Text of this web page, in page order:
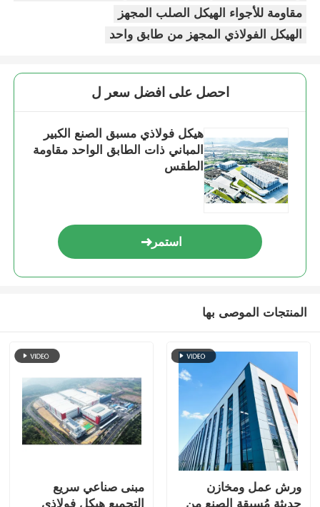
جسر الهيكل الحديدي
مكتب هيكل الصلب
هيكل فولاذي متعدد الطوابق
مبنى فولاذي عام
الهيكل الصلب الجاهزة
مقاومة للأجواء الهيكل الصلب المجهز
الهيكل الفولاذي المجهز من طابق واحد
احصل على افضل سعر ل
هيكل فولاذي مسبق الصنع الكبير
المباني ذات الطابق الواحد مقاومة
الطقس
استمر
المنتجات الموصى بها
ورش عمل ومخازن
حديثة مُسبقة الصنع من
مبنى صناعي سريع
التجميع هيكل فولاذي